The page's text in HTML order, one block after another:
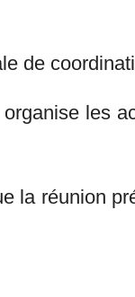
de
les
la réunion